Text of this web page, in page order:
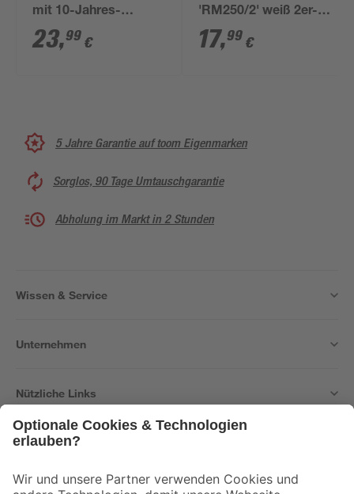
mit 10-Jahres-
Batterie
23,99 €
'RM250/2' weiß 2er-
Pack
17,99 €
5 Jahre Garantie auf toom Eigenmarken
Sorglos, 90 Tage Umtauschgarantie
Abholung im Markt in 2 Stunden
Wissen & Service
Unternehmen
Nützliche Links
Der toom Newsletter: Keine Angebote und Aktionen mehr verpassen!